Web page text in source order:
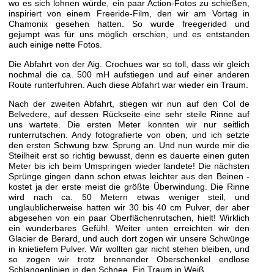
wo es sich lohnen würde, ein paar Action-Fotos zu schießen,
inspiriert von einem Freeride-Film, den wir am Vortag in
Chamonix gesehen hatten. So wurde freegerided und
gejumpt was für uns möglich erschien, und es entstanden
auch einige nette Fotos.
Die Abfahrt von der Aig. Crochues war so toll, dass wir gleich
nochmal die ca. 500 mH aufstiegen und auf einer anderen
Route runterfuhren. Auch diese Abfahrt war wieder ein Traum.
Nach der zweiten Abfahrt, stiegen wir nun auf den Col de
Belvedere, auf dessen Rückseite eine sehr steile Rinne auf
uns wartete. Die ersten Meter konnten wir nur seitlich
runterrutschen. Andy fotografierte von oben, und ich setzte
den ersten Schwung bzw. Sprung an. Und nun wurde mir die
Steilheit erst so richtig bewusst, denn es dauerte einen guten
Meter bis ich beim Umspringen wieder landete! Die nächsten
Sprünge gingen dann schon etwas leichter aus den Beinen -
kostet ja der erste meist die größte Überwindung. Die Rinne
wird nach ca. 50 Metern etwas weniger steil, und
unglaublicherweise hatten wir 30 bis 40 cm Pulver, der aber
abgesehen von ein paar Oberflächenrutschen, hielt! Wirklich
ein wunderbares Gefühl. Weiter unten erreichten wir den
Glacier de Berard, und auch dort zogen wir unsere Schwünge
in knietiefem Pulver. Wir wollten gar nicht stehen bleiben, und
so zogen wir trotz brennender Oberschenkel endlose
Schlangenlinien in den Schnee. Ein Traum in Weiß.